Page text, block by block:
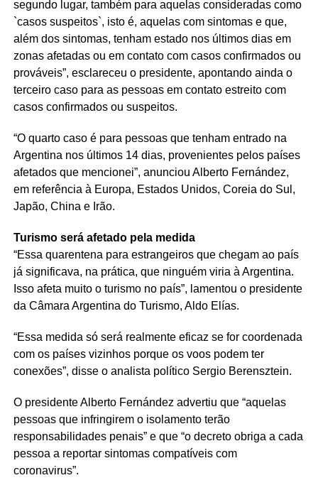
segundo lugar, também para aquelas consideradas como
`casos suspeitos`, isto é, aquelas com sintomas e que,
além dos sintomas, tenham estado nos últimos dias em
zonas afetadas ou em contato com casos confirmados ou
prováveis”, esclareceu o presidente, apontando ainda o
terceiro caso para as pessoas em contato estreito com
casos confirmados ou suspeitos.
“O quarto caso é para pessoas que tenham entrado na
Argentina nos últimos 14 dias, provenientes pelos países
afetados que mencionei”, anunciou Alberto Fernández,
em referência à Europa, Estados Unidos, Coreia do Sul,
Japão, China e Irão.
Turismo será afetado pela medida
“Essa quarentena para estrangeiros que chegam ao país
já significava, na prática, que ninguém viria à Argentina.
Isso afeta muito o turismo no país”, lamentou o presidente
da Câmara Argentina do Turismo, Aldo Elías.
“Essa medida só será realmente eficaz se for coordenada
com os países vizinhos porque os voos podem ter
conexões”, disse o analista político Sergio Berensztein.
O presidente Alberto Fernández advertiu que “aquelas
pessoas que infringirem o isolamento terão
responsabilidades penais” e que “o decreto obriga a cada
pessoa a reportar sintomas compatíveis com
coronavirus”.